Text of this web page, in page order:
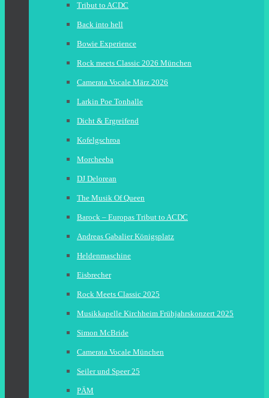
Tribut to ACDC
Back into hell
Bowie Experience
Rock meets Classic 2026 München
Camerata Vocale März 2026
Larkin Poe Tonhalle
Dicht & Ergreifend
Kofelgschroa
Morcheeba
DJ Delorean
The Musik Of Queen
Barock – Europas Tribut to ACDC
Andreas Gabalier Königsplatz
Heldenmaschine
Eisbrecher
Rock Meets Classic 2025
Musikkapelle Kirchheim Frühjahrskonzert 2025
Simon McBride
Camerata Vocale München
Seiler und Speer 25
PÄM